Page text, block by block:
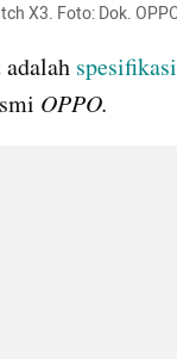
X3. Foto: Dok.
spesifikasi
OPPO.